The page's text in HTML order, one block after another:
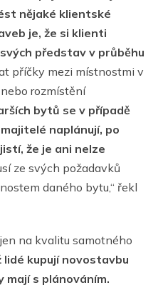
nějaké klientské
je, že si klienti
představ v průběhu
příčky mezi místnostmi v
rozmístění
bytů se v případě
naplánují, po
že je ani nelze
ze svých požadavků
daného bytu,“ řekl
na kvalitu samotného
lidé kupují novostavbu
s plánováním.